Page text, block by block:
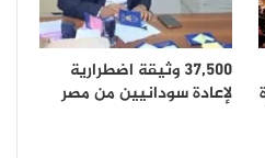
37,500 وثيقة اضطرارية
لإعادة سودانيين من مصر